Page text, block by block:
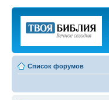
Список форумов